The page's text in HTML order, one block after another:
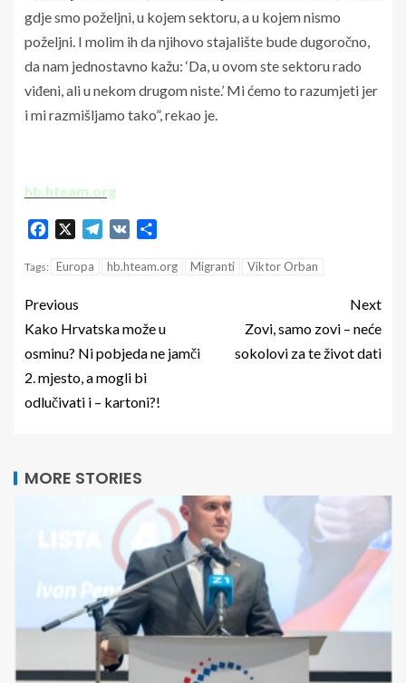
gdje smo poželjni, u kojem sektoru, a u kojem nismo
poželjni. I molim ih da njihovo stajalište bude dugoročno,
da nam jednostavno kažu: ‘Da, u ovom ste sektoru rado
viđeni, ali u nekom drugom niste.’ Mi ćemo to razumjeti jer
i mi razmišljamo tako”, rekao je.
hb.hteam.org
Facebook Telegram
VK
Tags: Europa hb.hteam.org Migranti Viktor Orban
Previous
Kako Hrvatska može u
osminu? Ni pobjeda ne jamči
2. mjesto, a mogli bi
odlučivati i – kartoni?!
Next
Zovi, samo zovi – neće
sokolovi za te život dati
MORE STORIES